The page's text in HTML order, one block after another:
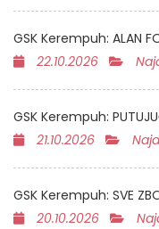
GSK Kerempuh: ALAN
22.10.2026
GSK Kerempuh:
21.10.2026
GSK Kerempuh: SVE
20.10.2026